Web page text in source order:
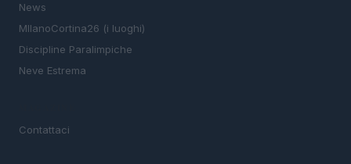
News
MIlanoCortina26 (i luoghi)
Discipline Paralimpiche
Neve Estrema
Contattaci